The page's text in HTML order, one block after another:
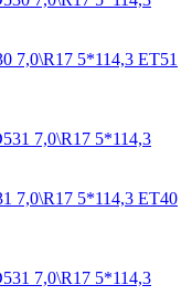
7,0\R17 5*114,3 ET51
7,0\R17 5*114,3 ET40